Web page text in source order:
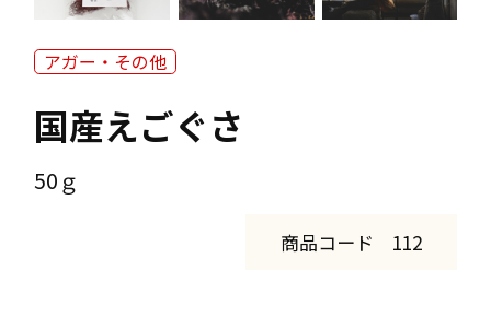
直売所の案内
長寿寒天館
お知らせ
アガー・その他
国産えごぐさ
50ｇ
商品コード 112